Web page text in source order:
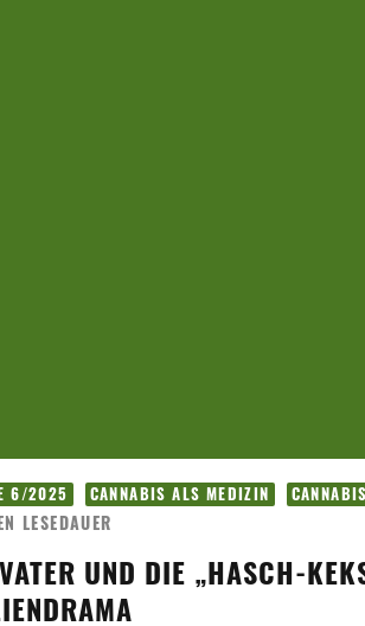
6/2025 CANNABIS ALS MEDIZIN
LESEDAUER
UND DIE „HASCH-